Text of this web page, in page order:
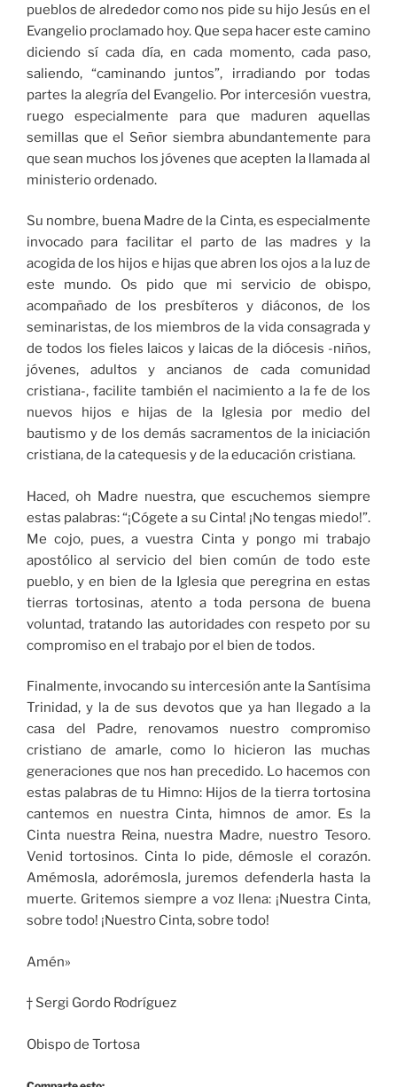
pueblos de alrededor como nos pide su hijo Jesús en el
Evangelio proclamado hoy. Que sepa hacer este camino
diciendo sí cada día, en cada momento, cada paso,
saliendo, “caminando juntos”, irradiando por todas
partes la alegría del Evangelio. Por intercesión vuestra,
ruego especialmente para que maduren aquellas
semillas que el Señor siembra abundantemente para
que sean muchos los jóvenes que acepten la llamada al
ministerio ordenado.
Su nombre, buena Madre de la Cinta, es especialmente
invocado para facilitar el parto de las madres y la
acogida de los hijos e hijas que abren los ojos a la luz de
este mundo. Os pido que mi servicio de obispo,
acompañado de los presbíteros y diáconos, de los
seminaristas, de los miembros de la vida consagrada y
de todos los fieles laicos y laicas de la diócesis -niños,
jóvenes, adultos y ancianos de cada comunidad
cristiana-, facilite también el nacimiento a la fe de los
nuevos hijos e hijas de la Iglesia por medio del
bautismo y de los demás sacramentos de la iniciación
cristiana, de la catequesis y de la educación cristiana.
Haced, oh Madre nuestra, que escuchemos siempre
estas palabras: “¡Cógete a su Cinta! ¡No tengas miedo!”.
Me cojo, pues, a vuestra Cinta y pongo mi trabajo
apostólico al servicio del bien común de todo este
pueblo, y en bien de la Iglesia que peregrina en estas
tierras tortosinas, atento a toda persona de buena
voluntad, tratando las autoridades con respeto por su
compromiso en el trabajo por el bien de todos.
Finalmente, invocando su intercesión ante la Santísima
Trinidad, y la de sus devotos que ya han llegado a la
casa del Padre, renovamos nuestro compromiso
cristiano de amarle, como lo hicieron las muchas
generaciones que nos han precedido. Lo hacemos con
estas palabras de tu Himno: Hijos de la tierra tortosina
cantemos en nuestra Cinta, himnos de amor. Es la
Cinta nuestra Reina, nuestra Madre, nuestro Tesoro.
Venid tortosinos. Cinta lo pide, démosle el corazón.
Amémosla, adorémosla, juremos defenderla hasta la
muerte. Gritemos siempre a voz llena: ¡Nuestra Cinta,
sobre todo! ¡Nuestro Cinta, sobre todo!
Amén»
† Sergi Gordo Rodríguez
Obispo de Tortosa